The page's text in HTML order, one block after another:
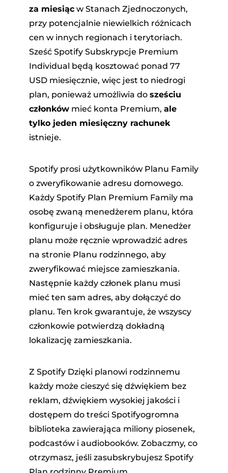
za miesiącw Stanach Zjednoczonych,
przy potencjalnie niewielkich różnicach
cen w innych regionach i terytoriach.
Sześć Spotify Subskrypcje Premium
Individual będą kosztować ponad 77
USD miesięcznie, więc jest to niedrogi
plan, ponieważ umożliwia do sześciu
członkówmieć konta Premium, ale
tylko jeden miesięczny rachunek
istnieje.
Spotify prosi użytkowników Planu Family
o zweryfikowanie adresu domowego.
Każdy Spotify Plan Premium Family ma
osobę zwaną menedżerem planu, która
konfiguruje i obsługuje plan. Menedżer
planu może ręcznie wprowadzić adres
na stronie Planu rodzinnego, aby
zweryfikować miejsce zamieszkania.
Następnie każdy członek planu musi
mieć ten sam adres, aby dołączyć do
planu. Ten krok gwarantuje, że wszyscy
członkowie potwierdzą dokładną
lokalizację zamieszkania.
Z Spotify Dzięki planowi rodzinnemu
każdy może cieszyć się dźwiękiem bez
reklam, dźwiękiem wysokiej jakości i
dostępem do treści Spotifyogromna
biblioteka zawierająca miliony piosenek,
podcastów i audiobooków. Zobaczmy, co
otrzymasz, jeśli zasubskrybujesz Spotify